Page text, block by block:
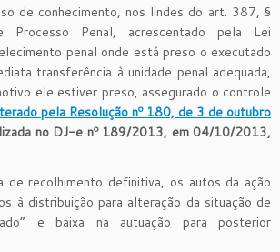
de conhecimento, nos lindes do art. 387, §
Penal, acrescentado pela Lei
penal onde está preso o executado
transferência à unidade penal adequada,
ele estiver preso, assegurado o controle
pela Resolução nº 180, de 3 de outubro
no DJ-e nº 189/2013, em 04/10/2013,
de recolhimento definitiva, os autos da ação
à distribuição para alteração da situação de
e baixa na autuação para posterior